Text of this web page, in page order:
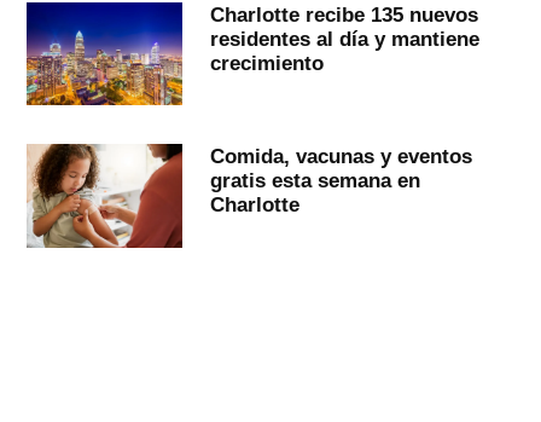
Charlotte recibe 135 nuevos
residentes al día y mantiene
crecimiento
Comida, vacunas y eventos
gratis esta semana en
Charlotte